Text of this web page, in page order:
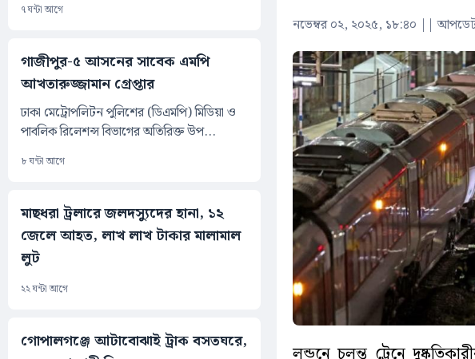
৭ ঘন্টা আগে
গাজীপুর-৫ আসনের সাবেক এমপি
আখতারুজ্জামান গ্রেপ্তার
ঢাকা মেট্রোপলিটন পুলিশের (ডিএমপি) মিডিয়া ও
পাবলিক রিলেশন্স বিভাগের অতিরিক্ত উপ...
৮ ঘন্টা আগে
মাছধরা ট্রলারে জলদস্যুদের হানা, ১২
জেলে আহত, লাখ লাখ টাকার মালামাল
লুট
২২ ঘন্টা আগে
গোপালগঞ্জে আটাবোঝাই ট্রাক বসতঘরে,
নভেম্বর ০২, ২০২৫, ১৮:৪০ ||